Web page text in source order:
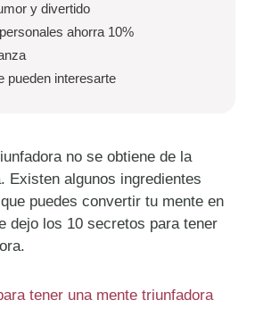
y divertido
ahorra 10%
pueden interesarte
no se obtiene de la
Existen algunos ingredientes
puedes convertir tu mente en
dejo los 10 secretos para tener